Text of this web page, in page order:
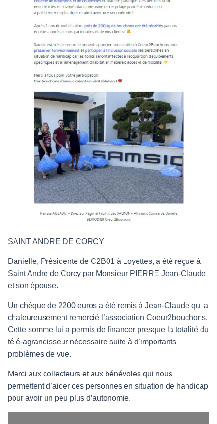
SAINT ANDRE DE CORCY
Danielle, Présidente de C2B01 à Loyettes, a été reçue à
Saint André de Corcy par Monsieur PIERRE Jean-Claude
et son épouse.
Un chèque de 2200 euros a été remis à Jean-Claude qui a
chaleureusement remercié l’association Coeur2bouchons.
Cette somme lui a permis de financer presque la totalité du
télé-agrandisseur nécessaire suite à d’importants
problèmes de vue.
Merci aux collecteurs et aux bénévoles qui nous
permettent d’aider ces personnes en situation de handicap
pour avoir un peu plus d’autonomie.